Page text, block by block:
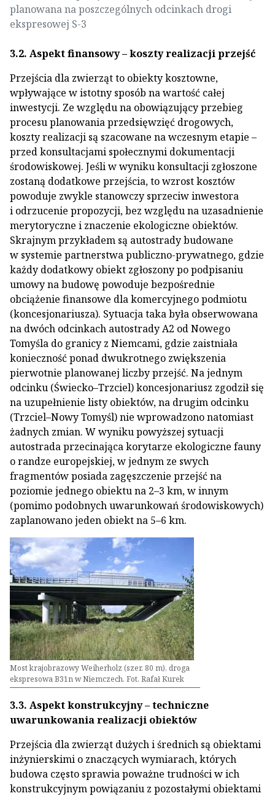
planowana na poszczególnych odcinkach drogi
ekspresowej S-3
3.2. Aspekt finansowy – koszty realizacji przejść
Przejścia dla zwierząt to obiekty kosztowne,
wpływające w istotny sposób na wartość całej
inwestycji. Ze względu na obowiązujący przebieg
procesu planowania przedsięwzięć drogowych,
koszty realizacji są szacowane na wczesnym etapie –
przed konsultacjami społecznymi dokumentacji
środowiskowej. Jeśli w wyniku konsultacji zgłoszone
zostaną dodatkowe przejścia, to wzrost kosztów
powoduje zwykle stanowczy sprzeciw inwestora
i odrzucenie propozycji, bez względu na uzasadnienie
merytoryczne i znaczenie ekologiczne obiektów.
Skrajnym przykładem są autostrady budowane
w systemie partnerstwa publiczno-prywatnego, gdzie
każdy dodatkowy obiekt zgłoszony po podpisaniu
umowy na budowę powoduje bezpośrednie
obciążenie finansowe dla komercyjnego podmiotu
(koncesjonariusza). Sytuacja taka była obserwowana
na dwóch odcinkach autostrady A2 od Nowego
Tomyśla do granicy z Niemcami, gdzie zaistniała
konieczność ponad dwukrotnego zwiększenia
pierwotnie planowanej liczby przejść. Na jednym
odcinku (Świecko–Trzciel) koncesjonariusz zgodził się
na uzupełnienie listy obiektów, na drugim odcinku
(Trzciel–Nowy Tomyśl) nie wprowadzono natomiast
żadnych zmian. W wyniku powyższej sytuacji
autostrada przecinająca korytarze ekologiczne fauny
o randze europejskiej, w jednym ze swych
fragmentów posiada zagęszczenie przejść na
poziomie jednego obiektu na 2–3 km, w innym
(pomimo podobnych uwarunkowań środowiskowych)
zaplanowano jeden obiekt na 5–6 km.
Most krajobrazowy Weiherholz (szer. 80 m), droga
ekspresowa B31n w Niemczech. Fot. Rafał Kurek
3.3. Aspekt konstrukcyjny – techniczne
uwarunkowania realizacji obiektów
Przejścia dla zwierząt dużych i średnich są obiektami
inżynierskimi o znaczących wymiarach, których
budowa często sprawia poważne trudności w ich
konstrukcyjnym powiązaniu z pozostałymi obiektami